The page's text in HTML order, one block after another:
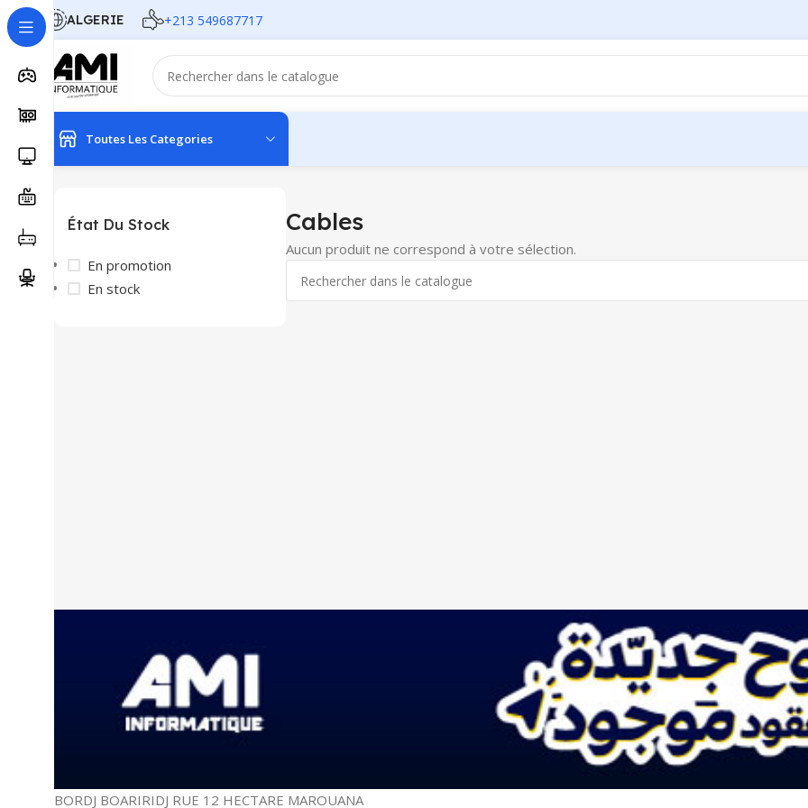
ALGERIE +213 549687717
Toutes Les Categories
État Du Stock
En promotion
En stock
Cables
Aucun produit ne correspond à votre sélection.
BORDJ BOARIRIDJ RUE 12 HECTARE MAROUANA